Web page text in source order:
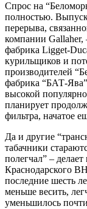
Спрос на
полностью.
перерыва,
компании Gallaher,
фабрика Ligget-
курильщиков и
производителей
фабрика “БАТ-
высокой
планирует
фильтра, начатое
Да и другие
табачники
полегчал” –
Краснодарского
последние шесть
меньше весить,
уменьшилось